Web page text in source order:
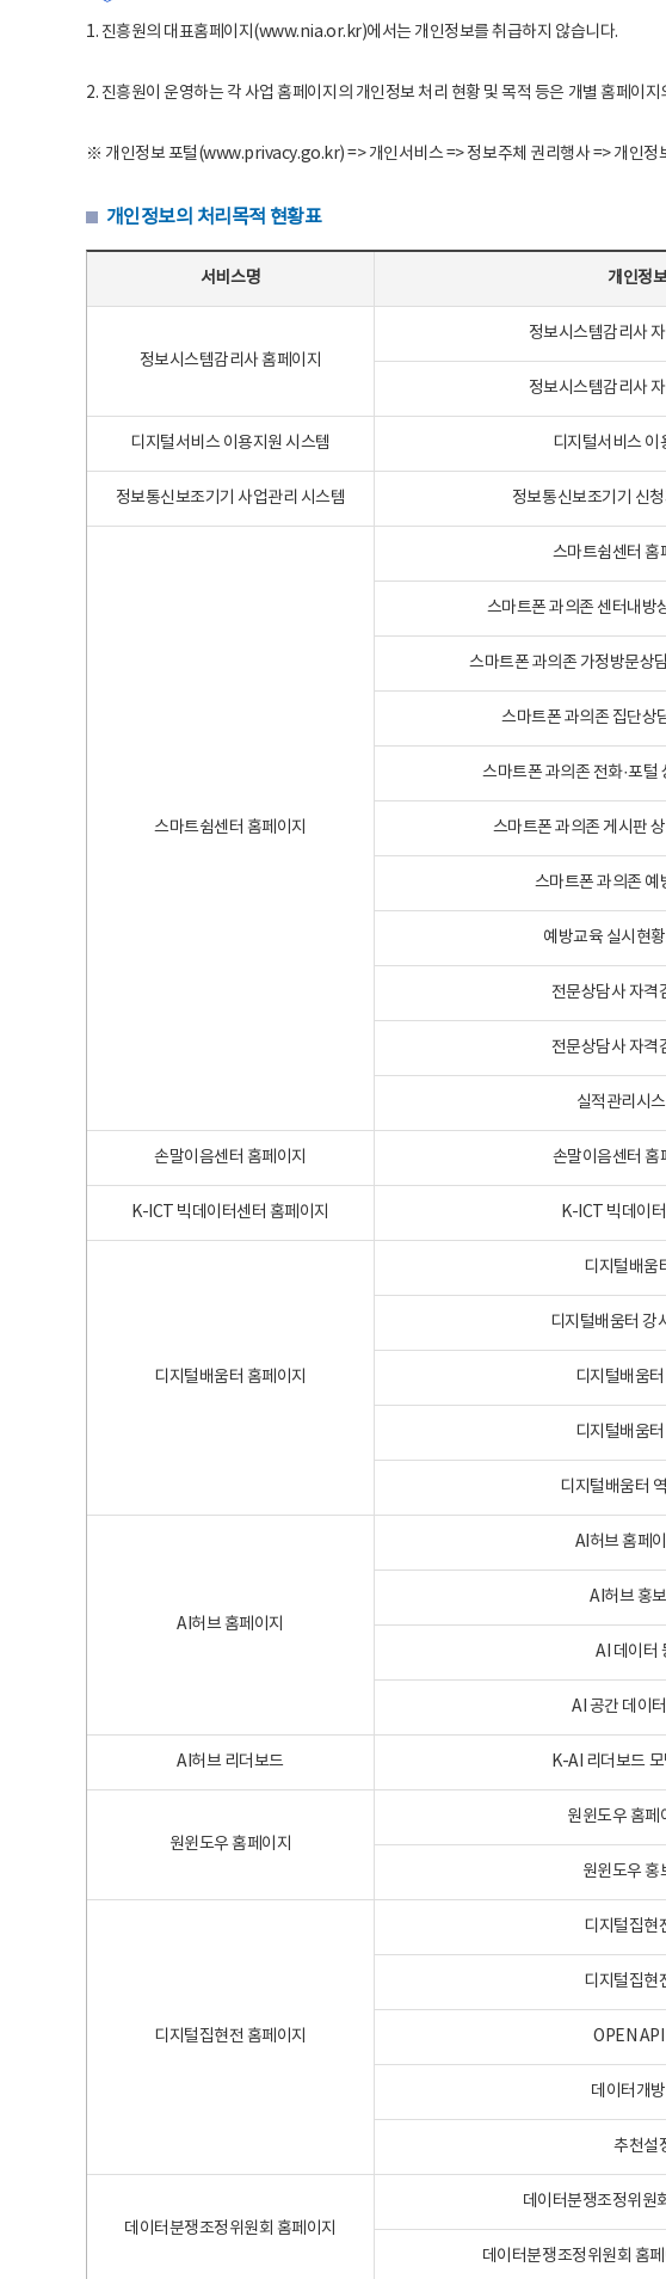
1. 진흥원의 대표홈페이지(www.nia.or.kr)에서는 개인정보를 취급하지 않습니다.
2. 진흥원이 운영하는 각 사업 홈페이지의 개인정보 처리 현황 및 목적 등은 개별 홈페이
※ 개인정보 포털(www.privacy.go.kr) => 개인서비스 => 정보주체 권리행사 => 개인정
개인정보의 처리목적 현황표
서비스명 개인정
정보시스템감리사 홈페이지
정보시스템감리사
정보시스템감리사
디지털서비스 이용지원 시스템 디지털서비스
정보통신보조기기 사업관리 시스템 정보통신보조기기 신
스마트쉼센터 홈페이지
스마트쉼센터 홈
스마트폰 과의존 센터내방
스마트폰 과의존 가정방문상
스마트폰 과의존 집단상
스마트폰 과의존 전화·포털
스마트폰 과의존 게시판
스마트폰 과의존 예
예방교육 실시현
전문상담사 자격
전문상담사 자격
실적관리시
손말이음센터 홈페이지 손말이음센터 홈
K-ICT 빅데이터센터 홈페이지 K-ICT 빅데이
디지털배움터 홈페이지
디지털배움
디지털배움터 강
디지털배움
디지털배움
디지털배움터
AI허브 홈페이지
AI허브 홈페
AI허브 홍
AI 데이터
AI 공간 데이
AI허브 리더보드 K-AI 리더보드
원윈도우 홈페이지
원윈도우 홈페
원윈도우 홍
디지털집현전 홈페이지
디지털집현
디지털집현
OPEN
데이터개
추천설
데이터분쟁조정위원회 홈페이지
데이터분쟁조정위원
데이터분쟁조정위원회 홈